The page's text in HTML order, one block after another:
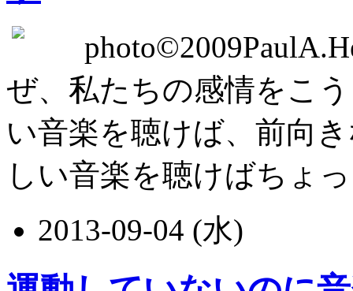
ぜ、私たちの感情をこ
い音楽を聴けば、前向
しい音楽を聴けばちょ
2013-09-04 (水)